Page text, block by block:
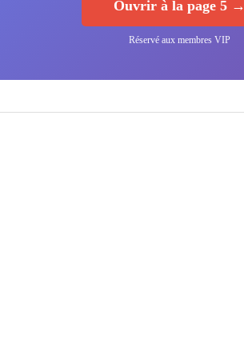
Ouvrir à la page 5 →
Réservé aux membres VIP